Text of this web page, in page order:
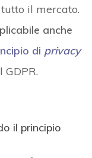
il mercato.
anche
di privacy
GDPR.
il principio